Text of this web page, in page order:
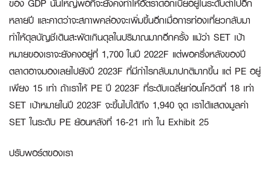
ของ GDP นั้นใหญ่พอที่จะยังคงทำให้อัตราดอกเบี้ยอยู่ในระดับต่ำไปอีก
หลายปี และคาดว่าจะสภาพคล่องจะเพิ่มขึ้นอีกเมื่อการท่องเที่ยวกลับมา
ทำให้ดุลบัญชีเดินสะพัดเกินดุลในปริมาณมากอีกครั้ง แม้ว่า SET เป้า
หมายของเราจะยังคงอยู่ที่ 1,700 ในปี 2022F แต่พอครึ่งหลังของปี
ตลาดอาจมองเลยไปยังปี 2023F ที่มีกำไรกลับมาปกติมากขึ้น แต่ PE อยู่
เพียง 15 เท่า ถ้าเราให้ PE ปี 2023F ที่ระดับเฉลี่ยก่อนโควิดที่ 18 เท่า
SET เป้าหมายในปี 2023F จะขึ้นไปได้ถึง 1,940 จุด เราได้แสดงมูลค่า
SET ในระดับ PE ย้อนหลังที่ 16-21 เท่า ใน Exhibit 25
ปรับพอร์ตของเรา